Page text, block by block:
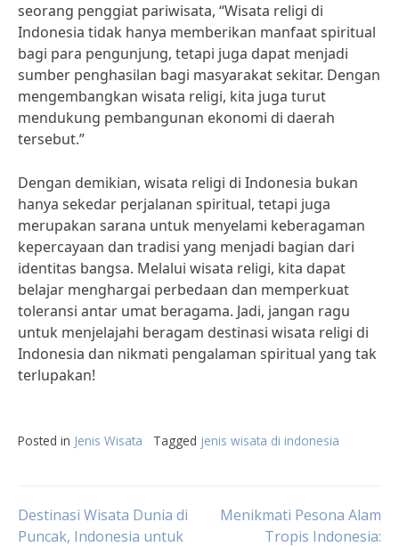
seorang penggiat pariwisata, “Wisata religi di
Indonesia tidak hanya memberikan manfaat spiritual
bagi para pengunjung, tetapi juga dapat menjadi
sumber penghasilan bagi masyarakat sekitar. Dengan
mengembangkan wisata religi, kita juga turut
mendukung pembangunan ekonomi di daerah
tersebut.”
Dengan demikian, wisata religi di Indonesia bukan
hanya sekedar perjalanan spiritual, tetapi juga
merupakan sarana untuk menyelami keberagaman
kepercayaan dan tradisi yang menjadi bagian dari
identitas bangsa. Melalui wisata religi, kita dapat
belajar menghargai perbedaan dan memperkuat
toleransi antar umat beragama. Jadi, jangan ragu
untuk menjelajahi beragam destinasi wisata religi di
Indonesia dan nikmati pengalaman spiritual yang tak
terlupakan!
Posted in Jenis Wisata Tagged jenis wisata di indonesia
Post
Destinasi Wisata Dunia di
Puncak, Indonesia untuk
Menikmati Pesona Alam
Tropis Indonesia: